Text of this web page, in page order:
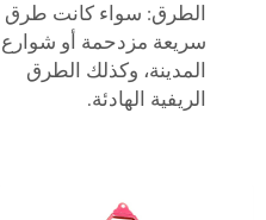
الطرق: سواء كانت طرق
سريعة مزدحمة أو شوارع
المدينة، وكذلك الطرق
الريفية الهادئة.